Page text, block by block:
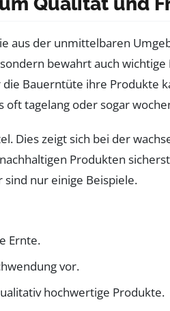
aus der unmittelbaren
bewahrt auch
Bauerntüte ihre Produkte
tagelang oder sogar
zeigt sich bei der
Produkten
nur einige Beispiele.
Ernte.
vor.
hochwertige Produkte.